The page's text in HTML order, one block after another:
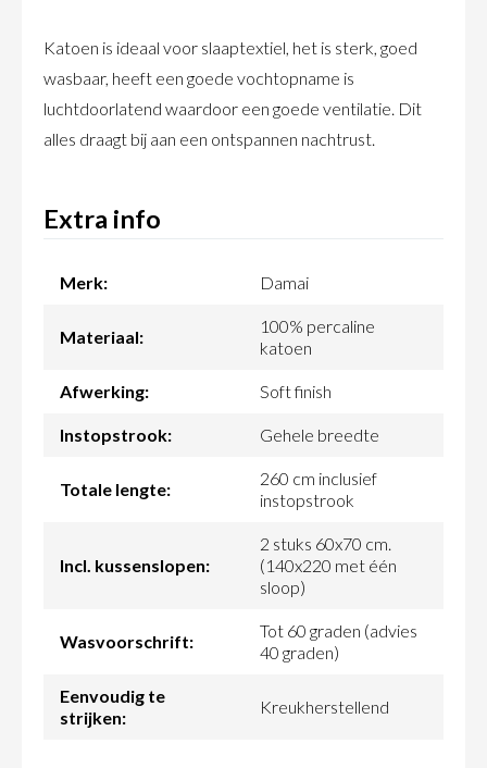
Katoen is ideaal voor slaaptextiel, het is sterk, goed
wasbaar, heeft een goede vochtopname is
luchtdoorlatend waardoor een goede ventilatie. Dit
alles draagt bij aan een ontspannen nachtrust.
Extra info
Merk: Damai
Materiaal:
100% percaline
katoen
Afwerking: Soft finish
Instopstrook: Gehele breedte
Totale lengte:
260 cm inclusief
instopstrook
Incl. kussenslopen:
2 stuks 60x70 cm.
(140x220 met één
sloop)
Wasvoorschrift:
Tot 60 graden (advies
40 graden)
Eenvoudig te
strijken:
Kreukherstellend